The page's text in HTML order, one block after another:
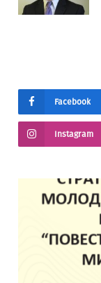
Facebook
Instagram